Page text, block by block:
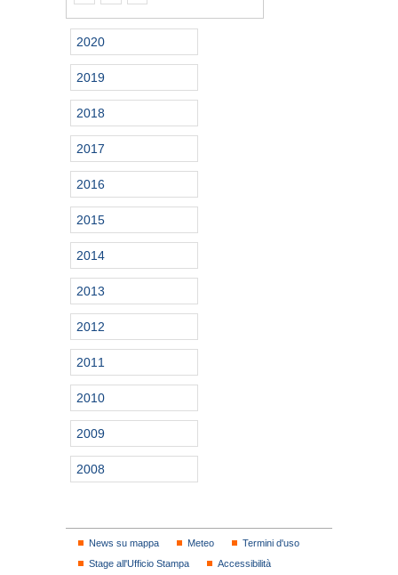
2020
2019
2018
2017
2016
2015
2014
2013
2012
2011
2010
2009
2008
News su mappa Meteo
Termini d'uso
Stage all'Ufficio Stampa
Accessibilità